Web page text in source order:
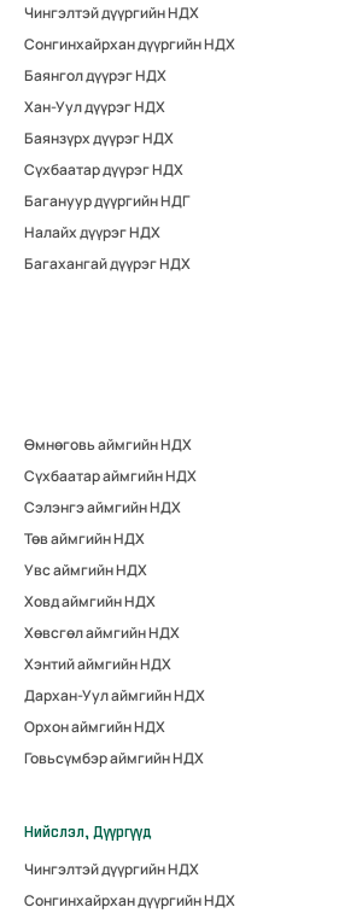
Чингэлтэй дүүргийн НДХ
Сонгинхайрхан дүүргийн НДХ
Баянгол дүүрэг НДХ
Хан-Уул дүүрэг НДХ
Баянзүрх дүүрэг НДХ
Сүхбаатар дүүрэг НДХ
Багануур дүүргийн НДГ
Налайх дүүрэг НДХ
Багахангай дүүрэг НДХ
Өмнөговь аймгийн НДХ
Сүхбаатар аймгийн НДХ
Сэлэнгэ аймгийн НДХ
Төв аймгийн НДХ
Увс аймгийн НДХ
Ховд аймгийн НДХ
Хөвсгөл аймгийн НДХ
Хэнтий аймгийн НДХ
Дархан-Уул аймгийн НДХ
Орхон аймгийн НДХ
Говьсүмбэр аймгийн НДХ
Нийслэл, Дүүргүүд
Чингэлтэй дүүргийн НДХ
Сонгинхайрхан дүүргийн НДХ